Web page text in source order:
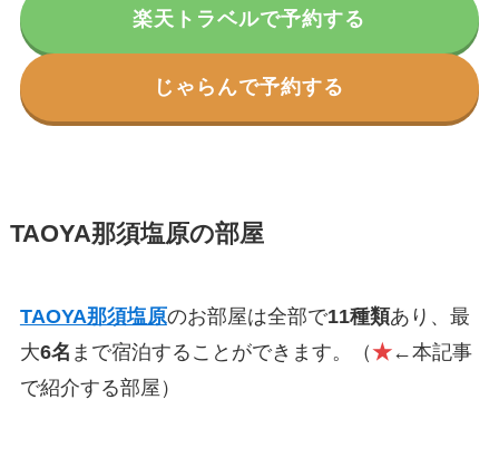
楽天トラベルで予約する
じゃらんで予約する
TAOYA那須塩原の部屋
TAOYA那須塩原のお部屋は全部で11種類あり、最
大6名 まで宿泊することができ ます。（★←本記事
で紹介する部屋 ）